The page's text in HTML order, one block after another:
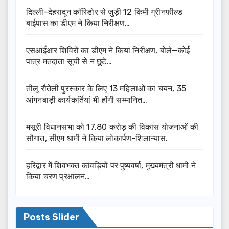
दिल्ली-देहरादून कॉरिडोर से जुड़ी 12 किमी ग्रीनफील्ड
बाईपास का डीएम ने किया निरीक्षण…
एसआईआर शिविरों का डीएम ने किया निरीक्षण, बोले—कोई
पात्र मतदाता सूची से न छूटे…
तीलू रौतेली पुरस्कार के लिए 13 महिलाओं का चयन, 35
आंगनबाड़ी कार्यकर्तियां भी होंगी सम्मानित…
मसूरी विधानसभा को 17.80 करोड़ की विकास योजनाओं की
सौगात, सीएम धामी ने किया लोकार्पण-शिलान्यास.
हरिद्वार में शिवभक्त कांवड़ियों पर पुष्पवर्षा, मुख्यमंत्री धामी ने
किया चरण प्रक्षालन…
Posts Slider